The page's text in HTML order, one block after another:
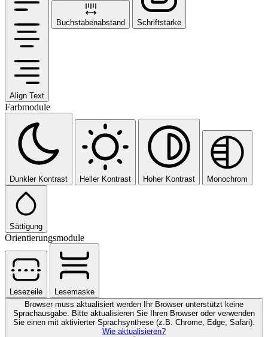
Align Text
Buchstabenabstand Schriftstärke
Farbmodule
Dunkler Kontrast Heller Kontrast Hoher Kontrast Monochrom
Sättigung
Orientierungsmodule
Lesezeile
Lesemaske
Browser muss aktualisiert werden
Ihr Browser unterstützt keine
Sprachausgabe. Bitte aktualisieren Sie Ihren Browser oder verwenden
Sie einen mit aktivierter Sprachsynthese (z.B. Chrome, Edge, Safari).
Wie aktualisieren?